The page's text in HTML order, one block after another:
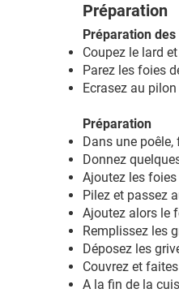
Préparation
Préparation
Coupez le lard
Parez les foies
Ecrasez au
Préparation
Dans une poêle,
Donnez
Ajoutez les
Pilez et passez
Ajoutez alors le
Remplissez les
Déposez les
Couvrez et
A la fin de la